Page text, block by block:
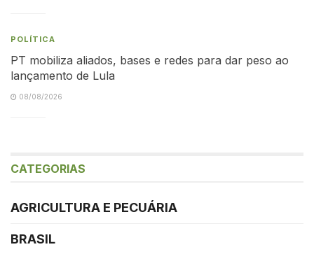
POLÍTICA
PT mobiliza aliados, bases e redes para dar peso ao
lançamento de Lula
08/08/2026
CATEGORIAS
AGRICULTURA E PECUÁRIA
BRASIL